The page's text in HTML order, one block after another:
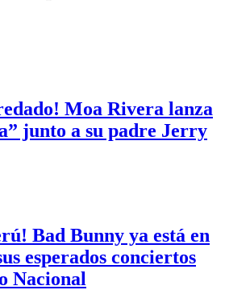
Moa Rivera lanza
junto a su padre Jerry
Bad Bunny ya está en
esperados conciertos
Nacional